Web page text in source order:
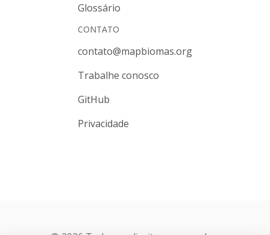
Glossário
CONTATO
contato@mapbiomas.org
Trabalhe conosco
GitHub
Privacidade